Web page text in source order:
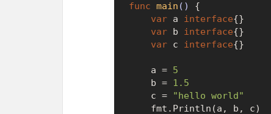
func main ()
{
var a interface{}
var b interface{}
var c interface{}
	a =
5
	b =
1.5
	c =
"hello world"